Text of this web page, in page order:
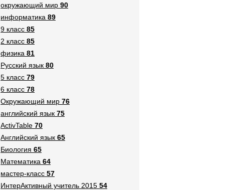
окружающий мир 90
информатика 89
9 класс 85
2 класс 85
физика 81
Русский язык 80
5 класс 79
6 класс 78
Окружающий мир 76
английский язык 75
ActivTable 70
Английский язык 65
Биология 65
Математика 64
мастер-класс 57
ИнтерАктивный учитель 2015 54